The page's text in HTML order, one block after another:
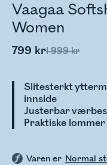
Vaagaa
Women
799 kr1 999 kr
Slitesterkt
innside
Justerbar
Praktiske
Varen er Normal